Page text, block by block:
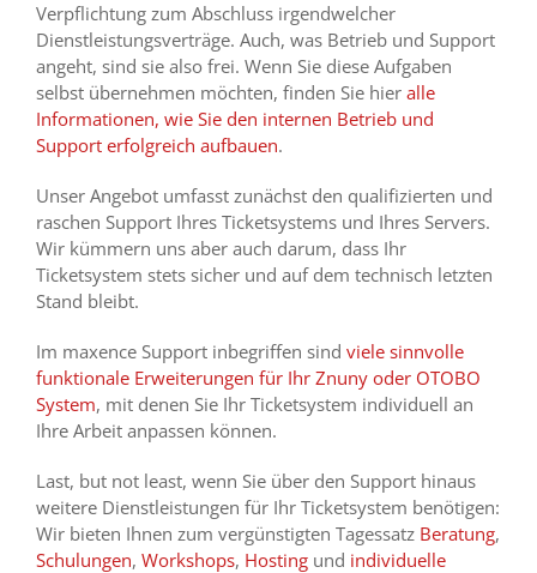
Verpflichtung zum Abschluss irgendwelcher
Dienstleistungsverträge. Auch, was Betrieb und Support
angeht, sind sie also frei. Wenn Sie diese Aufgaben
selbst übernehmen möchten, finden Sie hier alle
Informationen, wie Sie den internen Betrieb und
Support erfolgreich aufbauen.
Unser Angebot umfasst zunächst den qualifizierten und
raschen Support Ihres Ticketsystems und Ihres Servers.
Wir kümmern uns aber auch darum, dass Ihr
Ticketsystem stets sicher und auf dem technisch letzten
Stand bleibt.
Im maxence Support inbegriffen sind viele sinnvolle
funktionale Erweiterungen für Ihr Znuny oder OTOBO
System, mit denen Sie Ihr Ticketsystem individuell an
Ihre Arbeit anpassen können.
Last, but not least, wenn Sie über den Support hinaus
weitere Dienstleistungen für Ihr Ticketsystem benötigen:
Wir bieten Ihnen zum vergünstigten Tagessatz Beratung,
Schulungen, Workshops, Hosting und individuelle